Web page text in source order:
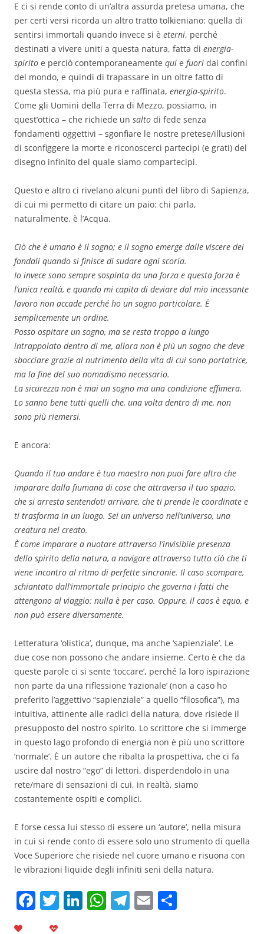
E ci si rende conto di un’altra assurda pretesa umana, che
per certi versi ricorda un altro tratto tolkieniano: quella di
sentirsi immortali quando invece si è eterni, perché
destinati a vivere uniti a questa natura, fatta di energia-
spirito e perciò contemporaneamente qui e fuori dai confini
del mondo, e quindi di trapassare in un oltre fatto di
questa stessa, ma più pura e raffinata, energia-spirito.
Come gli Uomini della Terra di Mezzo, possiamo, in
quest’ottica – che richiede un salto di fede senza
fondamenti oggettivi – sgonfiare le nostre pretese/illusioni
di sconfiggere la morte e riconoscerci partecipi (e grati) del
disegno infinito del quale siamo compartecipi.
Questo e altro ci rivelano alcuni punti del libro di Sapienza,
di cui mi permetto di citare un paio: chi parla,
naturalmente, è l’Acqua.
Ciò che è umano è il sogno; e il sogno emerge dalle viscere dei
fondali quando si finisce di sudare ogni scoria.
Io invece sono sempre sospinta da una forza e questa forza è
l’unica realtà, e quando mi capita di deviare dal mio incessante
lavoro non accade perché ho un sogno particolare. È
semplicemente un ordine.
Posso ospitare un sogno, ma se resta troppo a lungo
intrappolato dentro di me, allora non è più un sogno che deve
sbocciare grazie al nutrimento della vita di cui sono portatrice,
ma la fine del suo nomadismo necessario.
La sicurezza non è mai un sogno ma una condizione effimera.
Lo sanno bene tutti quelli che, una volta dentro di me, non
sono più riemersi.
E ancora:
Quando il tuo andare è tuo maestro non puoi fare altro che
imparare dalla fiumana di cose che attraversa il tuo spazio,
che si arresta sentendoti arrivare, che ti prende le coordinate e
ti trasforma in un luogo. Sei un universo nell’universo, una
creatura nel creato.
È come imparare a nuotare attraverso l’invisibile presenza
dello spirito della natura, a navigare attraverso tutto ciò che ti
viene incontro al ritmo di perfette sincronie. Il caso scompare,
schiantato dall’immortale principio che governa i fatti che
attengono al viaggio: nulla è per caso. Oppure, il caos è equo, e
non può essere diversamente.
Letteratura ‘olistica’, dunque, ma anche ‘sapienziale’. Le
due cose non possono che andare insieme. Certo è che da
queste parole ci si sente ‘toccare’, perché la loro ispirazione
non parte da una riflessione ‘razionale’ (non a caso ho
preferito l’aggettivo “sapienziale” a quello “filosofica”), ma
intuitiva, attinente alle radici della natura, dove risiede il
presupposto del nostro spirito. Lo scrittore che si immerge
in questo lago profondo di energia non è più uno scrittore
‘normale’. È un autore che ribalta la prospettiva, che ci fa
uscire dal nostro “ego” di lettori, disperdendolo in una
rete/mare di sensazioni di cui, in realtà, siamo
costantemente ospiti e complici.
E forse cessa lui stesso di essere un ‘autore’, nella misura
in cui si rende conto di essere solo uno strumento di quella
Voce Superiore che risiede nel cuore umano e risuona con
le vibrazioni liquide degli infiniti seni della natura.
F T Li W T E